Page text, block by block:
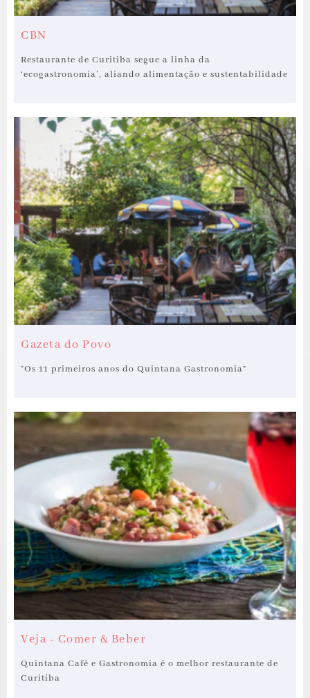
CBN
Restaurante de Curitiba segue a linha da
‘ecogastronomia’, aliando alimentação e sustentabilidade
Gazeta do Povo
“Os 11 primeiros anos do Quintana Gastronomia”
Veja - Comer & Beber
Quintana Café e Gastronomia é o melhor restaurante de
Curitiba